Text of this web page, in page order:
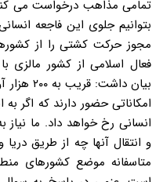
تمامی مذاهب درخواست می
بتوانیم جلوی این فاجعه
مجوز حرکت کشتی را از
فعال اسلامی از کشور مالزی
بیان
امکاناتی حضور دارند که اگر
انسانی رخ خواهد داد. ما
و انتقال آنها چه از طریق
متاسفانه موضع کشورهای